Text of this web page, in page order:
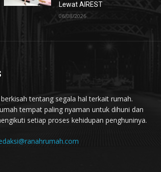
Lewat AIREST
06/08/2026
tentang segala hal terkait rumah.
tempat paling nyaman untuk dihuni dan
setiap proses kehidupan penghuninya.